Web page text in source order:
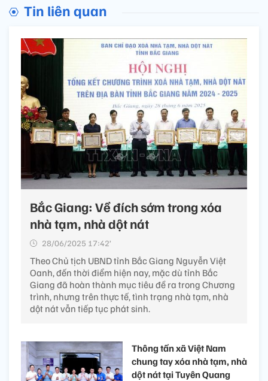
Tin liên quan
Bắc Giang: Về đích sớm trong xóa
nhà tạm, nhà dột nát
28/06/2025 17:42’
Theo Chủ tịch UBND tỉnh Bắc Giang Nguyễn Việt
Oanh, đến thời điểm hiện nay, mặc dù tỉnh Bắc
Giang đã hoàn thành mục tiêu đề ra trong Chương
trình, nhưng trên thực tế, tình trạng nhà tạm, nhà
dột nát vẫn tiếp tục phát sinh.
Thông tấn xã Việt Nam
chung tay xóa nhà tạm, nhà
dột nát tại Tuyên Quang